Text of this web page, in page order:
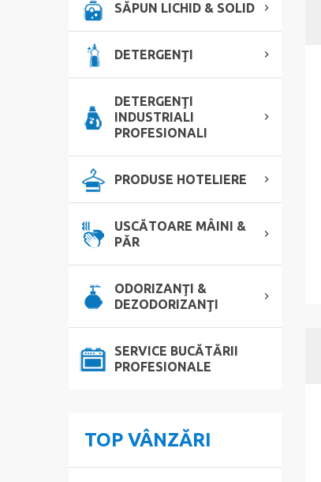
SĂPUN LICHID & SOLID
DETERGENŢI
DETERGENŢI
INDUSTRIALI
PROFESIONALI
PRODUSE HOTELIERE
USCĂTOARE MÂINI &
PĂR
ODORIZANŢI &
DEZODORIZANŢI
SERVICE BUCĂTĂRII
PROFESIONALE
TOP VÂNZĂRI